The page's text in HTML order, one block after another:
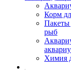
Корм
Пакеты
рыб
Химия